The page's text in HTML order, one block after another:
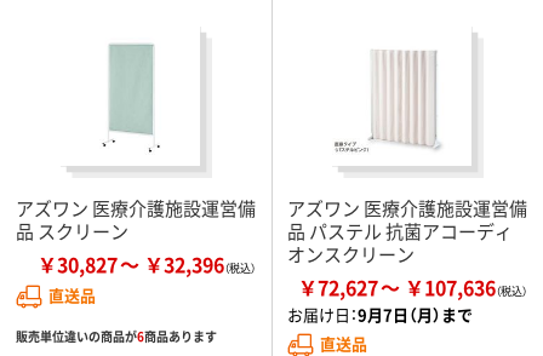
アズワン 医療介護施設運営備
品 スクリーン
￥30,827 ￥32,396
直送品
販売単位違いの商品が6商品あります
アズワン 医療介護施設運営備
品 パステル 抗菌アコーディ
オンスクリーン
￥72,627 ￥107,636
お届け日：9月7日（月）まで
直送品